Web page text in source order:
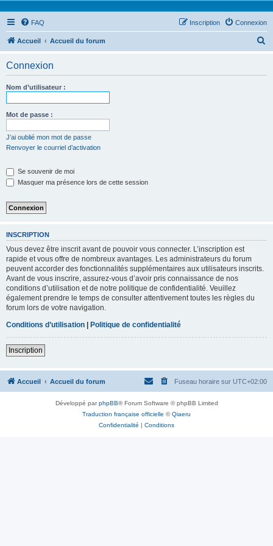
FAQ Connexion
Inscription
Accueil Accueil du forum
Connexion
Nom d’utilisateur :
Mot de passe :
J’ai oublié mon mot de passe
Renvoyer le courriel d’activation
Se souvenir de moi
Masquer ma présence lors de cette session
INSCRIPTION
Vous devez être inscrit avant de pouvoir vous connecter. L’inscription est
rapide et vous offre de nombreux avantages. Les administrateurs du forum
peuvent accorder des fonctionnalités supplémentaires aux utilisateurs inscrits.
Avant de vous inscrire, assurez-vous d’avoir pris connaissance de nos
conditions d’utilisation et de notre politique de confidentialité. Veuillez
également prendre le temps de consulter attentivement toutes les règles du
forum lors de votre navigation.
Conditions d’utilisation | Politique de confidentialité
Inscription
Accueil Accueil du forum Fuseau horaire sur UTC+02:00
Développé parphpBB® Forum Software © phpBB Limited
Traduction française officielle ©Qiaeru
Confidentialité | Conditions